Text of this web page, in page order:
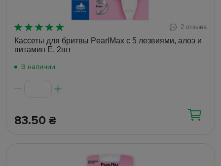
2 отзыва
Кассеты для бритвы PearlMax с 5 лезвиями, алоэ и
витамин E, 2шт
В наличии
83.50 ₴